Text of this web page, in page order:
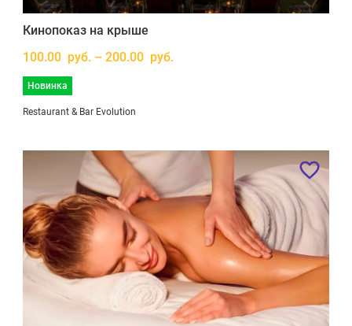
Кинопоказ на крыше
100.00 руб. – 200.00 руб.
Новинка
Restaurant & Bar Evolution